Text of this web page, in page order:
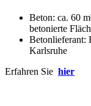
Beton: ca. 60
betonierte
Betonlieferant:
Karlsruhe
Erfahren Sie hier